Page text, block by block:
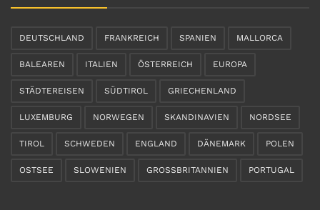
DEUTSCHLAND FRANKREICH SPANIEN MALLORCA
BALEAREN ITALIEN ÖSTERREICH EUROPA
STÄDTEREISEN SÜDTIROL GRIECHENLAND
LUXEMBURG NORWEGEN SKANDINAVIEN NORDSEE
TIROL SCHWEDEN ENGLAND DÄNEMARK POLEN
OSTSEE SLOWENIEN GROSSBRITANNIEN PORTUGAL